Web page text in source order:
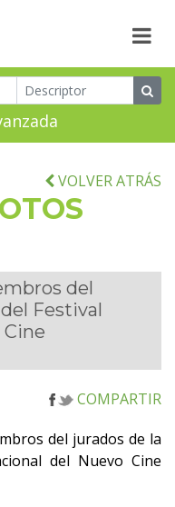
VOLVER ATRÁS
del
Festival
COMPARTIR
del jurados de la
del Nuevo Cine